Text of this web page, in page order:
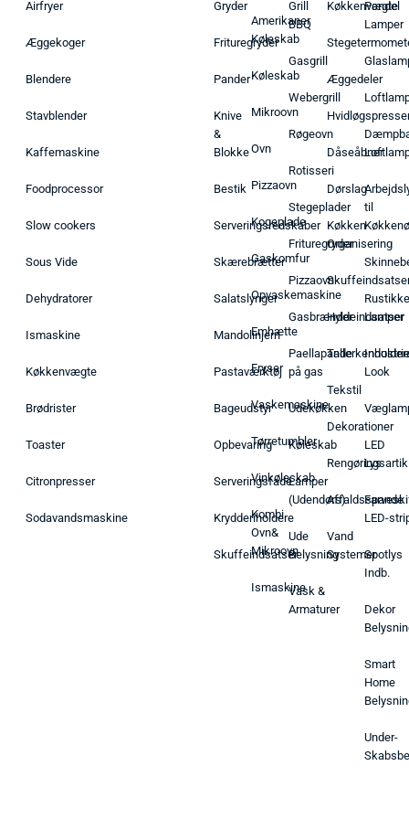
Airfryer
Æggekoger
Blendere
Stavblender
Kaffemaskine
Foodprocessor
Slow cookers
Sous Vide
Dehydratorer
Ismaskine
Køkkenvægte
Brødrister
Toaster
Citronpresser
Sodavandsmaskine
Gryder
Frituregryder
Pander
Knive
&
Blokke
Bestik
Serveringsredskaber
Skærebrætter
Salatslynger
Mandolinjern
Pastaværktøj
Bageudstyr
Opbevaring
Serveringsfade
Krydderiholdere
Skuffeindsatser
Amerikaner
Køleskab
Køleskab
Mikroovn
Ovn
Pizzaovn
Kogeplade
Gaskomfur
Opvaskemaskine
Emhætte
Fryser
Vaskemaskine
Tørretumbler
Vinkøleskab
Kombi
Ovn&
Mikroovn
Ismaskine
Grill
BBQ
Gasgrill
Webergrill
Røgeovn
Rotisseri
Stegeplader
Frituregryder
Pizzaovn
Gasbrænder
Paellapande
på gas
Udekøkken
Køleskab
Lamper
(Udendørs)
Ude
Belysning
Vask &
Armaturer
Køkkenvægte
Æggedeler
Dåseåbner
Dørslag
Køkken
Organisering
Hyldeindsatser
Tekstil
Dekorationer
Affaldsspande
Vand
Systemer
Pendel
Lamper
til
Rustikke
Lamper
Look
LED
Lys
LED-
Spotlys
Indb.
Dekor
Smart
Home
Under-